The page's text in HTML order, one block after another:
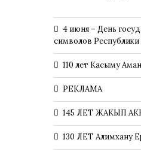
4 июня – День
символов Республики
110 лет Касыму
РЕКЛАМА
145 ЛЕТ ЖАКЫП
130 ЛЕТ Алимхану